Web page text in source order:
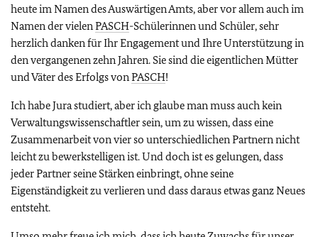
heute im Namen des Auswärtigen Amts, aber vor allem auch im
Namen der vielenPASCH-Schülerinnen und Schüler, sehr
herzlich danken für Ihr Engagement und Ihre Unterstützung in
den vergangenen zehn Jahren. Sie sind die eigentlichen Mütter
und Väter des Erfolgs vonPASCH!
Ich habe Jura studiert, aber ich glaube man muss auch kein
Verwaltungswissenschaftler sein, um zu wissen, dass eine
Zusammenarbeit von vier so unterschiedlichen Partnern nicht
leicht zu bewerkstelligen ist. Und doch ist es gelungen, dass
jeder Partner seine Stärken einbringt, ohne seine
Eigenständigkeit zu verlieren und dass daraus etwas ganz Neues
entsteht.